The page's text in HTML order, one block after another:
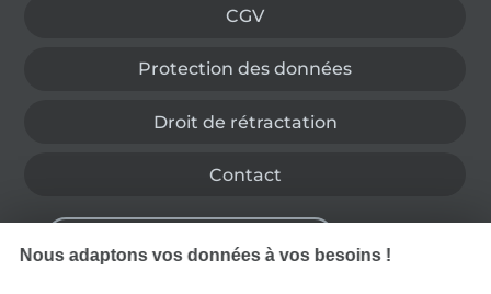
CGV
Protection des données
Droit de rétractation
Contact
Nous adaptons vos données à vos besoins !